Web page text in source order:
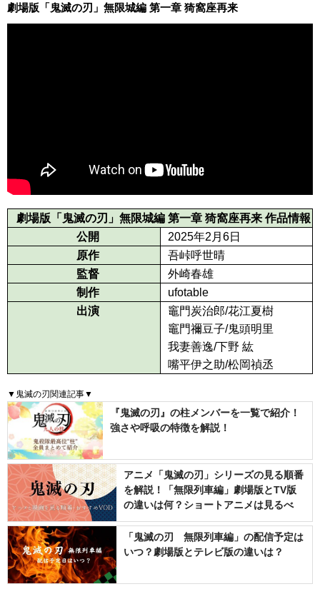
劇場版「鬼滅の刃」無限城編 第一章 猗窩座再来
劇場版「鬼滅の刃」無限城編 第一章 猗窩座再来 作品情報
公開
2025年2月6日
原作
吾峠呼世晴
監督
外崎春雄
制作
ufotable
出演
竈門炭治郎/花江夏樹
竈門禰豆子/鬼頭明里
我妻善逸/下野 紘
嘴平伊之助/松岡禎丞
▼鬼滅の刃関連記事▼
『鬼滅の刃』の柱メンバーを一覧で紹介！
強さや呼吸の特徴を解説！
アニメ「鬼滅の刃」シリーズの見る順番
を解説！「無限列車編」劇場版とTV版
の違いは何？ショートアニメは見るべ
き？
「鬼滅の刃 無限列車編」の配信予定は
いつ？劇場版とテレビ版の違いは？